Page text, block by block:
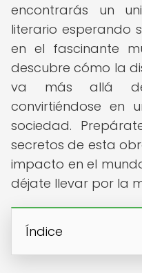
encontrarás un
literario esperando
en el fascinante
descubre cómo la
va más allá
convirtiéndose en
sociedad.
secretos de esta
impacto en el
déjate llevar por la
Índice